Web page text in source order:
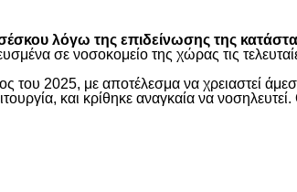
λόγω της επιδείνωσης της
σε νοσοκομείο της χώρας τις
του 2025, με αποτέλεσμα να χρειαστεί
και κρίθηκε αναγκαία να